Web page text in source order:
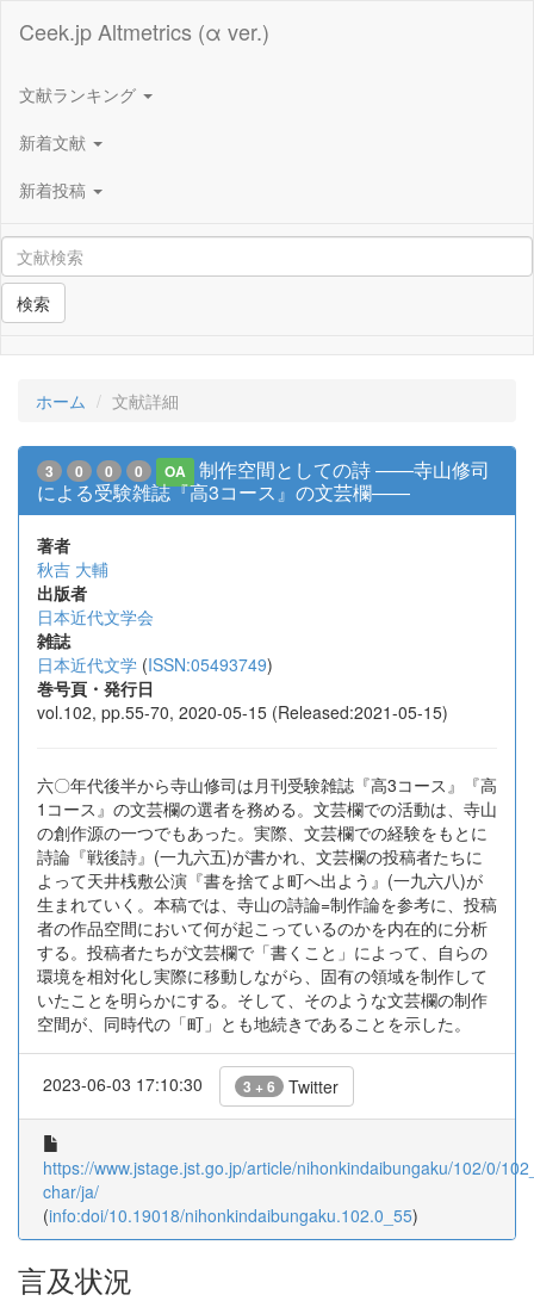
Ceek.jp Altmetrics (α ver.)
文献ランキング
新着文献
新着投稿
検索
ホーム 文献詳細
3 0 0 0 OA
制作空間としての詩 ――寺山修司
による受験雑誌『高3コース』の文芸欄――
著者
秋吉 大輔
出版者
日本近代文学会
雑誌
日本近代文学 (ISSN:05493749)
巻号頁・発行日
vol.102, pp.55-70, 2020-05-15 (Released:2021-05-15)
六〇年代後半から寺山修司は月刊受験雑誌『高3コース』『高
1コース』の文芸欄の選者を務める。文芸欄での活動は、寺山
の創作源の一つでもあった。実際、文芸欄での経験をもとに
詩論『戦後詩』(一九六五)が書かれ、文芸欄の投稿者たちに
よって天井桟敷公演『書を捨てよ町へ出よう』(一九六八)が
生まれていく。本稿では、寺山の詩論=制作論を参考に、投稿
者の作品空間において何が起こっているのかを内在的に分析
する。投稿者たちが文芸欄で「書くこと」によって、自らの
環境を相対化し実際に移動しながら、固有の領域を制作して
いたことを明らかにする。そして、そのような文芸欄の制作
空間が、同時代の「町」とも地続きであることを示した。
2023-06-03 17:10:30 3 + 6 Twitter
https://www.jstage.jst.go.jp/article/nihonkindaibungaku/102/0/
char/ja/
(info:doi/10.19018/nihonkindaibungaku.102.0_55)
言及状況